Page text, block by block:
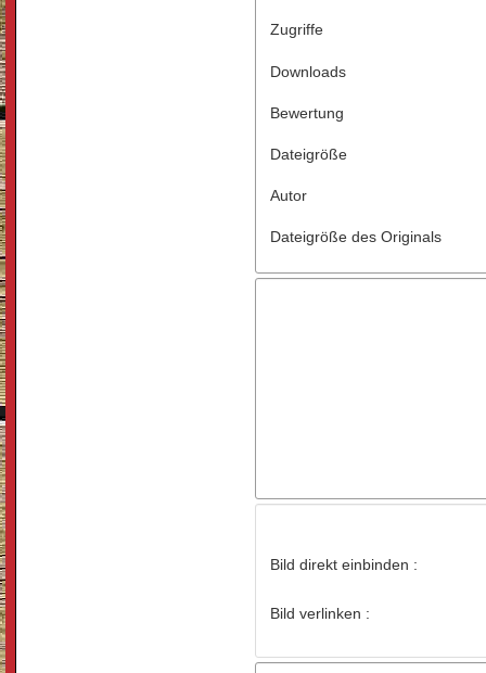
Zugriffe
Downloads
Bewertung
Dateigröße
Autor
Dateigröße des Originals
Bild direkt einbinden :
Bild verlinken :